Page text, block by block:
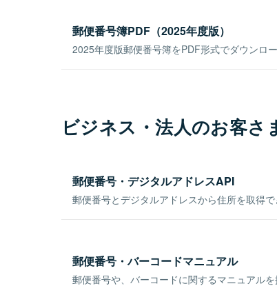
郵便番号簿PDF（2025年度版）
2025年度版郵便番号簿をPDF形式でダウンロー
ビジネス・法人のお客さ
郵便番号・デジタルアドレスAPI
郵便番号とデジタルアドレスから住所を取得で
郵便番号・バーコードマニュアル
郵便番号や、バーコードに関するマニュアルを